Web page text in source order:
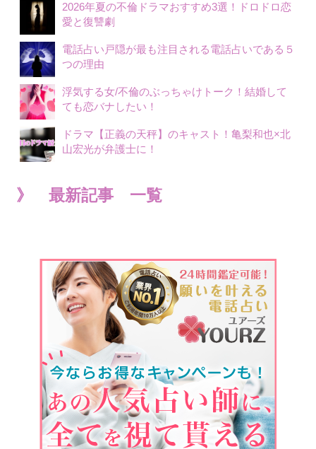
2026年夏の不倫ドラマおすすめ3選！ドロドロ恋
愛と復讐劇
電話占い戸隠が最も注目される電話占いである５
つの理由
浮気する女/不倫のぶっちゃけトーク！結婚して
ても恋バナしたい！
ドラマ【正義の天秤】のキャスト！亀梨和也×北
山宏光が弁護士に！
》 最新記事 一覧